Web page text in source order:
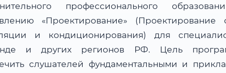
профессионального
«Проектирование» (Проектирование
и кондиционирования) для
и других регионов РФ. Цель
слушателей фундаментальными и